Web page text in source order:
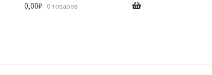
0,00₽ 0 товаров